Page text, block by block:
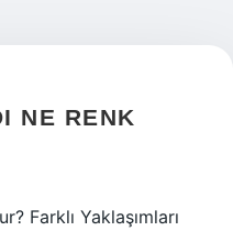
NE RENK
Farklı Yaklaşımları